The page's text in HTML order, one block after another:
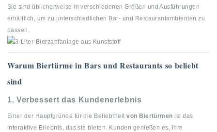
Sie sind üblicherweise in verschiedenen Größen und Ausführungen
erhältlich, um zu unterschiedlichen Bar- und Restaurantambienten zu
passen.
Warum Biertürme in Bars und Restaurants so beliebt
sind
1. Verbessert das Kundenerlebnis
Einer der Hauptgründe für die Beliebtheitvon Biertürmen ist das
interaktive Erlebnis, das sie bieten. Kunden genießen es, ihre